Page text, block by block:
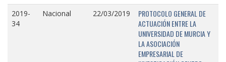
2019-
34
Nacional 22/03/2019
PROTOCOLO GENERAL DE
ACTUACIÓN ENTRE LA
UNIVERSIDAD DE MURCIA Y
LA ASOCIACIÓN
EMPRESARIAL DE